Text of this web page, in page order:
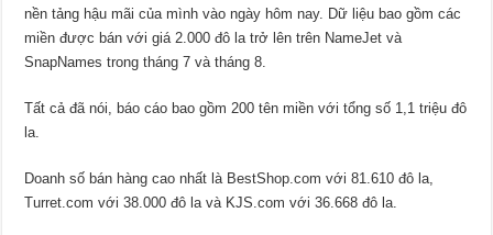
bán
tên
miền
đô
nền tảng hậu mãi của mình vào ngày hôm nay. Dữ liệu bao gồm các
miền được bán với giá 2.000 đô la trở lên trên NameJet và
SnapNames trong tháng 7 và tháng 8.
Tất cả đã nói, báo cáo bao gồm 200 tên miền với tổng số 1,1 triệu đô
la.
Doanh số bán hàng cao nhất là BestShop.com với 81.610 đô la,
Turret.com với 38.000 đô la và KJS.com với 36.668 đô la.